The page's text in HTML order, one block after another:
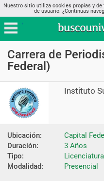
Nuestro sitio utiliza cookies propias y
de usuario. ¿Continuas
Carrera de
Federal)
Instituto
Ubicación:
Capital
Duración:
3 Años
Tipo:
Modalidad:
Presencial